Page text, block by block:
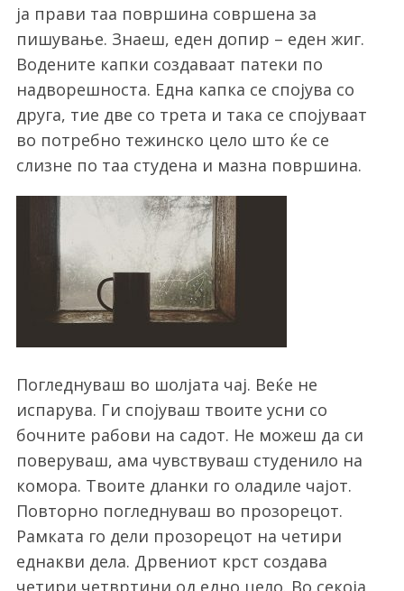
ја прави таа површина совршена за
пишување. Знаеш, еден допир – еден жиг.
Водените капки создаваат патеки по
надворешноста. Една капка се спојува со
друга, тие две со трета и така се спојуваат
во потребно тежинско цело што ќе се
слизне по таа студена и мазна површина.
Погледнуваш во шолјата чај. Веќе не
испарува. Ги спојуваш твоите усни со
бочните рабови на садот. Не можеш да си
поверуваш, ама чувствуваш студенило на
комора. Твоите дланки го оладиле чајот.
Повторно погледнуваш во прозорецот.
Рамката го дели прозорецот на четири
еднакви дела. Дрвениот крст создава
четири четвртини од едно цело. Во секоја